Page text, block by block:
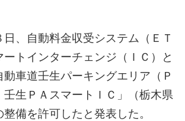
日、自動料金収受システム（ＥＴ
ートインターチェンジ（ＩＣ）と
動車道壬生パーキングエリア（Ｐ
壬生ＰＡスマートＩＣ」（栃木県
備を許可したと発表した。